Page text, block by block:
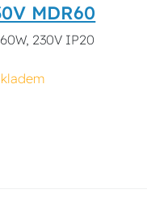
MDR60
230V IP20